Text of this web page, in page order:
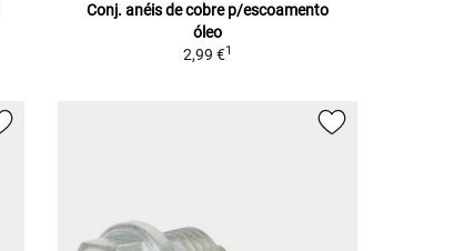
Conj. anéis de cobre p/escoamento
óleo
2,99 €1